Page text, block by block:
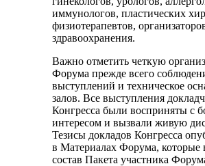
иммунологов, пластических
физиотерапевтов,
здравоохранения.
Важно отметить четкую
Форума прежде всего
выступлений и техническое
залов. Все выступления
Конгресса были восприняты с
интересом и вызвали живую
Тезисы докладов Конгресса
в Материалах Форума, которые
состав Пакета участника